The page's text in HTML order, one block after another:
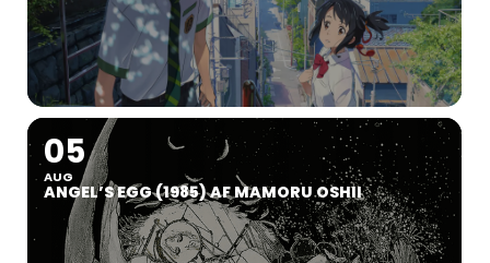
05
AUG
ANGEL’S EGG (1985) AF MAMORU OSHII